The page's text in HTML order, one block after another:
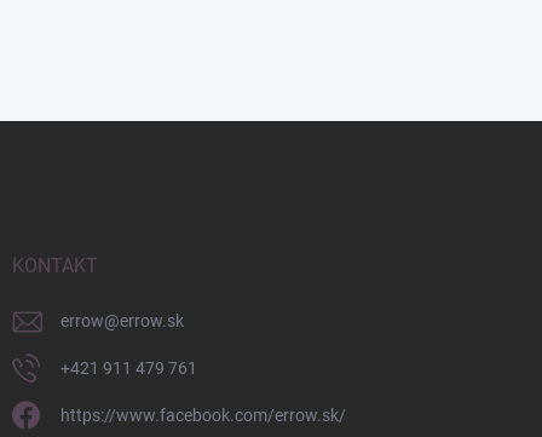
KONTAKT
errow@errow.sk
+421 911 479 761
https://www.facebook.com/errow.sk/